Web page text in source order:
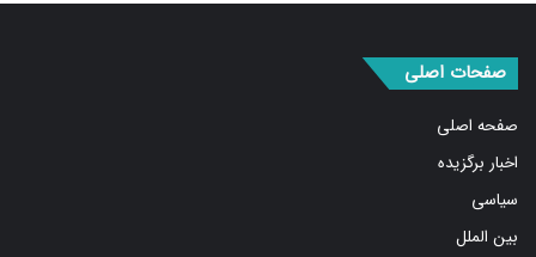
صفحات اصلی
صفحه اصلی
اخبار برگزیده
سیاسی
بین الملل